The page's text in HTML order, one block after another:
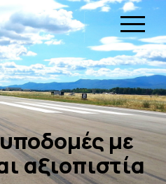
με
αξιοπιστία